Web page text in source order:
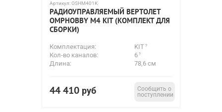
Артикул:OSHM401K
РАДИОУПРАВЛЯЕМЫЙ ВЕРТОЛЕТ
OMPHOBBY M4 KIT (КОМПЛЕКТ ДЛЯ
СБОРКИ)
Комплектация:
KIT
Кол-во каналов:
6
Длина:
78,6 см
44 410 руб
Сообщить о
поступлении